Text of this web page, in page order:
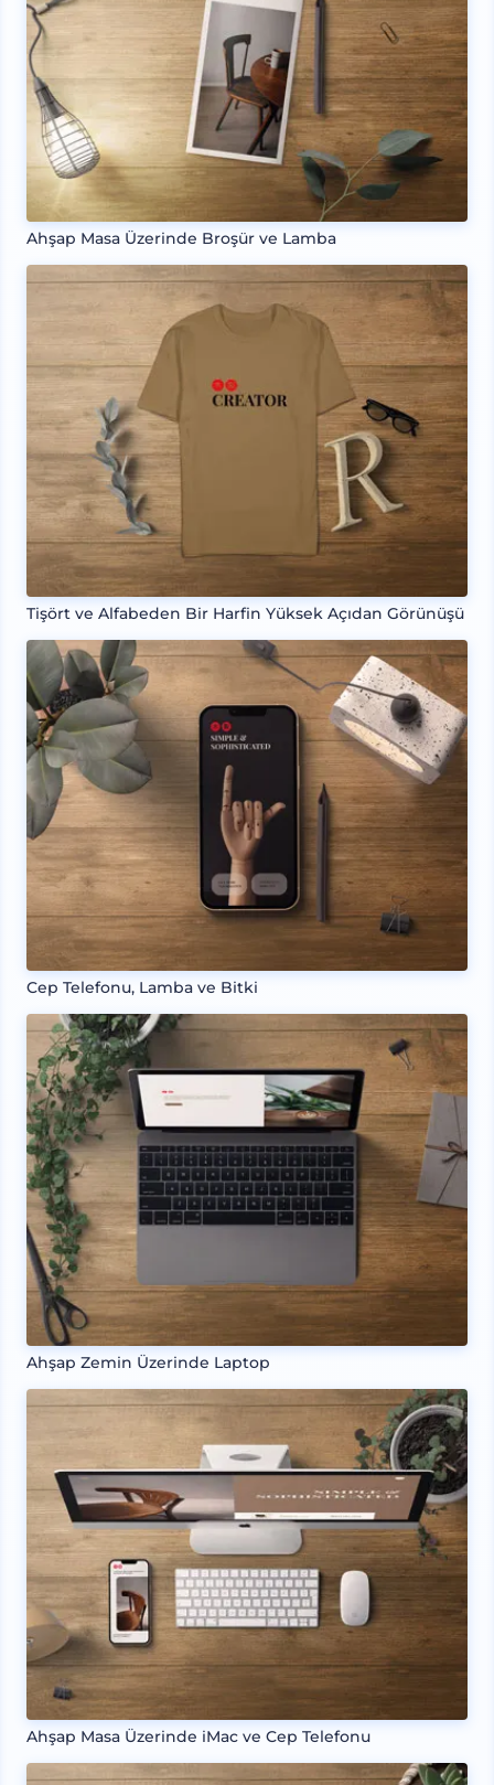
Ahşap Masa Üzerinde Broşür ve Lamba
Tişört ve Alfabeden Bir Harfin Yüksek Açıdan Görünüşü
Cep Telefonu, Lamba ve Bitki
Ahşap Zemin Üzerinde Laptop
Ahşap Masa Üzerinde iMac ve Cep Telefonu